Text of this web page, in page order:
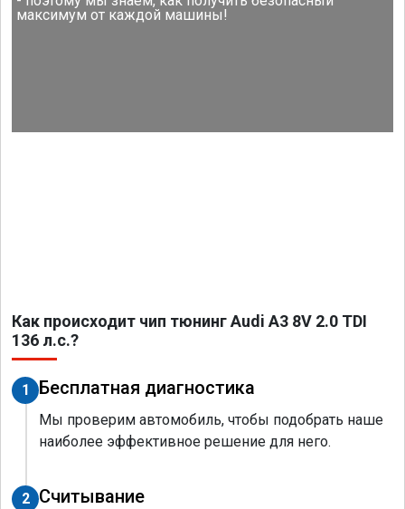
максимум от каждой машины!
Как происходит чип тюнинг Audi A3 8V 2.0 TDI
136 л.с.?
1 Бесплатная диагностика
Мы проверим автомобиль, чтобы подобрать наше
наиболее эффективное решение для него.
2 Считывание